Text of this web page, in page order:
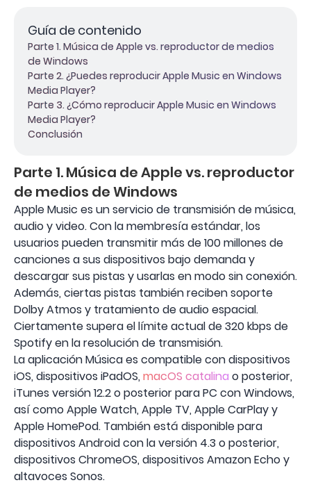
Guía de contenido
Parte 1. Música de Apple vs. reproductor de medios
de Windows
Parte 2. ¿Puedes reproducir Apple Music en Windows
Media Player?
Parte 3. ¿Cómo reproducir Apple Music en Windows
Media Player?
Conclusión
Parte 1. Música de Apple vs. reproductor
de medios de Windows
Apple Music es un servicio de transmisión de música,
audio y video. Con la membresía estándar, los
usuarios pueden transmitir más de 100 millones de
canciones a sus dispositivos bajo demanda y
descargar sus pistas y usarlas en modo sin conexión.
Además, ciertas pistas también reciben soporte
Dolby Atmos y tratamiento de audio espacial.
Ciertamente supera el límite actual de 320 kbps de
Spotify en la resolución de transmisión.
La aplicación Música es compatible con dispositivos
iOS, dispositivos iPadOS, macOS catalina o posterior,
iTunes versión 12.2 o posterior para PC con Windows,
así como Apple Watch, Apple TV, Apple CarPlay y
Apple HomePod. También está disponible para
dispositivos Android con la versión 4.3 o posterior,
dispositivos ChromeOS, dispositivos Amazon Echo y
altavoces Sonos.